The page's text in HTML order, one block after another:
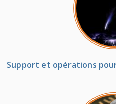
Support et opérations